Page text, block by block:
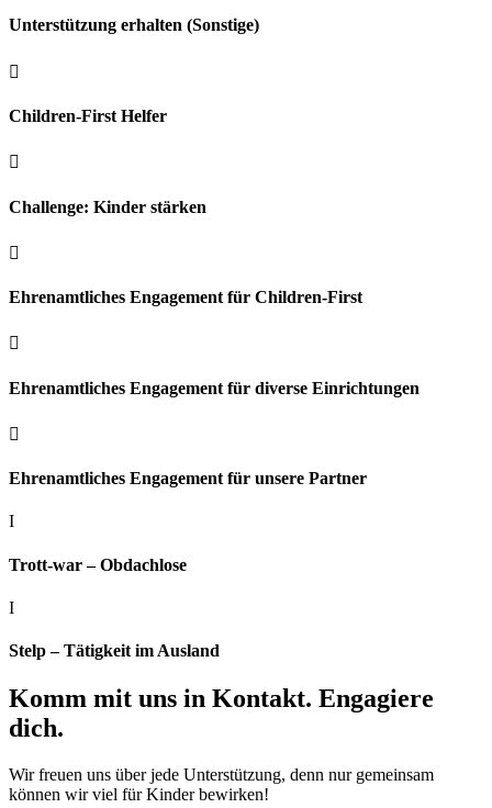
Unterstützung erhalten (Sonstige)

Children-First Helfer

Challenge: Kinder stärken

Ehrenamtliches Engagement für Children-First

Ehrenamtliches Engagement für diverse Einrichtungen

Ehrenamtliches Engagement für unsere Partner
I
Trott-war – Obdachlose
I
Stelp – Tätigkeit im Ausland
Komm mit uns in Kontakt. Engagiere
dich.
Wir freuen uns über jede Unterstützung, denn nur gemeinsam
können wir viel für Kinder bewirken!